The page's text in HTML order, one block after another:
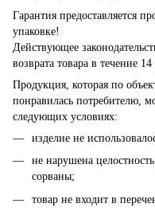
Гарантия предоставляется
упаковке!
Действующее
возврата товара в течение
Продукция, которая по
понравилась потребителю,
следующих условиях:
изделие не
не нарушена
сорваны;
товар не входит в